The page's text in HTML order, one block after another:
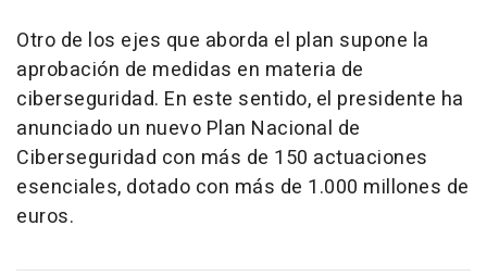
Otro de los ejes que aborda el plan supone la
aprobación de medidas en materia de
ciberseguridad. En este sentido, el presidente ha
anunciado un nuevo Plan Nacional de
Ciberseguridad con más de 150 actuaciones
esenciales, dotado con más de 1.000 millones de
euros.